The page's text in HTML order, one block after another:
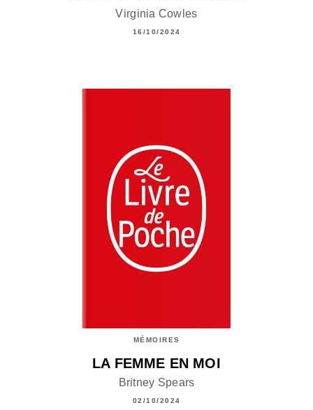
Virginia Cowles
16/10/2024
MÉMOIRES
LA FEMME EN MOI
Britney Spears
02/10/2024